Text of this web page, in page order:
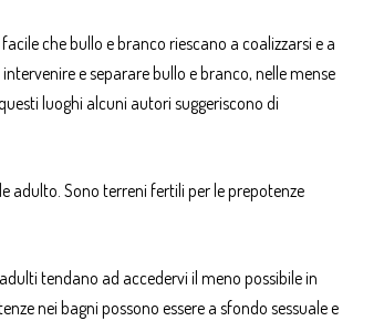
che bullo e branco riescano a coalizzarsi e a
e separare bullo e branco, nelle mense
luoghi alcuni autori suggeriscono di
adulto. Sono terreni fertili per le prepotenze
tendano ad accedervi il meno possibile in
nei bagni possono essere a sfondo sessuale e